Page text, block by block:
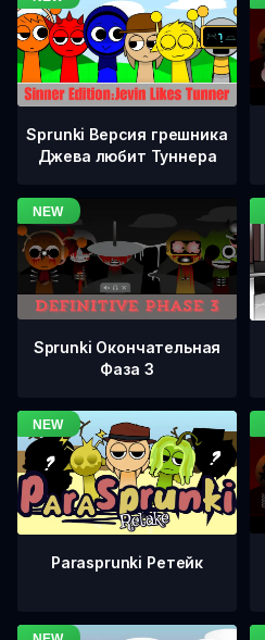
Sprunki Версия грешника
Джева любит Туннера
Sprunki Окончательная
Фаза 3
Parasprunki Ретейк